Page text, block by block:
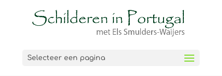
Selecteer een pagina